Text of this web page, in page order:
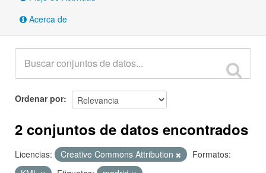
Acerca de
Ordenar por
2 conjuntos de datos encontrados
Licencias: Creative Commons Attribution
Formatos: